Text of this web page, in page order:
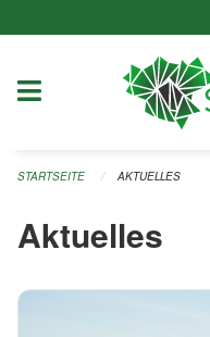
STARTSEITE AKTUELLES
Aktuelles